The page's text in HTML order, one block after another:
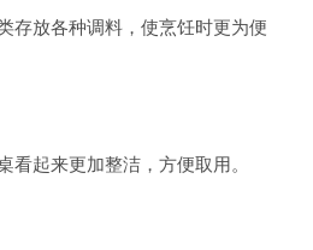
存放各种调料，使烹饪时更为便
看起来更加整洁，方便取用。